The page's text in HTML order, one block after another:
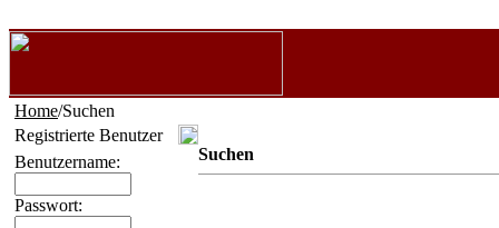
Home/Suchen
Registrierte Benutzer
Benutzername:
Passwort:
Suchen